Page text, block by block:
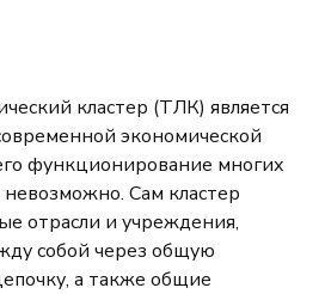
кластер (ТЛК) является
экономической
функционирование многих
Сам кластер
отрасли и учреждения,
собой через общую
а также общие